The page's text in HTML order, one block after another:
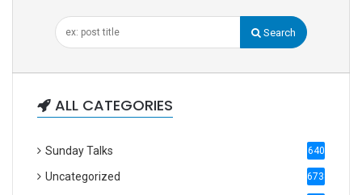
Search
ALL CATEGORIES
Sunday Talks 640
Uncategorized 6738